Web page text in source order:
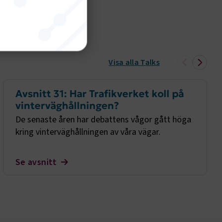
Visa alla Talks
Avsnitt 31: Har Trafikverket koll på
vinterväghållningen?
De senaste åren har debattens vågor gått höga
kring vinterväghållningen av våra vägar.
Se avsnitt